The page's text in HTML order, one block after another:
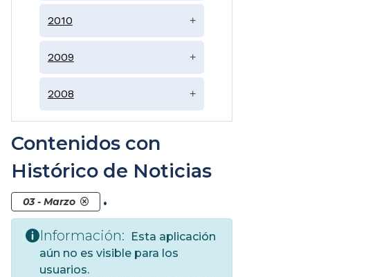
2010 +
2009 +
2008 +
Contenidos con
Histórico de Noticias
03 - Marzo .
Información:
Esta aplicación
aún no es visible para los
usuarios.